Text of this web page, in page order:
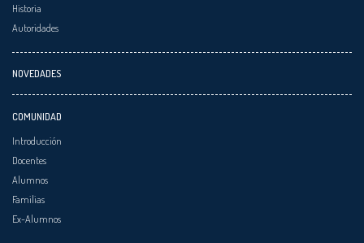
Historia
Autoridades
NOVEDADES
COMUNIDAD
Introducción
Docentes
Alumnos
Familias
Ex-Alumnos